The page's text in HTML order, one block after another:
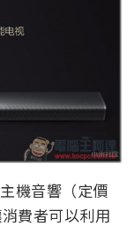
機音響（定價
費者可以利用